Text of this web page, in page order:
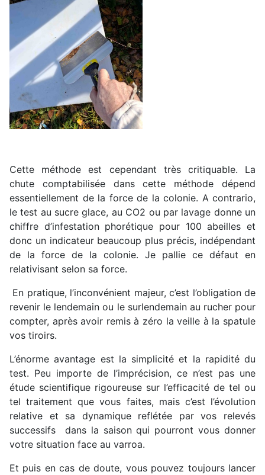
Cette méthode est cependant très critiquable. La
chute comptabilisée dans cette méthode dépend
essentiellement de la force de la colonie. A contrario,
le test au sucre glace, au CO2 ou par lavage donne un
chiffre d’infestation phorétique pour 100 abeilles et
donc un indicateur beaucoup plus précis, indépendant
de la force de la colonie. Je pallie ce défaut en
relativisant selon sa force.
En pratique, l’inconvénient majeur, c’est l’obligation de
revenir le lendemain ou le surlendemain au rucher pour
compter, après avoir remis à zéro la veille à la spatule
vos tiroirs.
L’énorme avantage est la simplicité et la rapidité du
test. Peu importe de l’imprécision, ce n’est pas une
étude scientifique rigoureuse sur l’efficacité de tel ou
tel traitement que vous faites, mais c’est l’évolution
relative et sa dynamique reflétée par vos relevés
successifs dans la saison qui pourront vous donner
votre situation face au varroa.
Et puis en cas de doute, vous pouvez toujours lancer